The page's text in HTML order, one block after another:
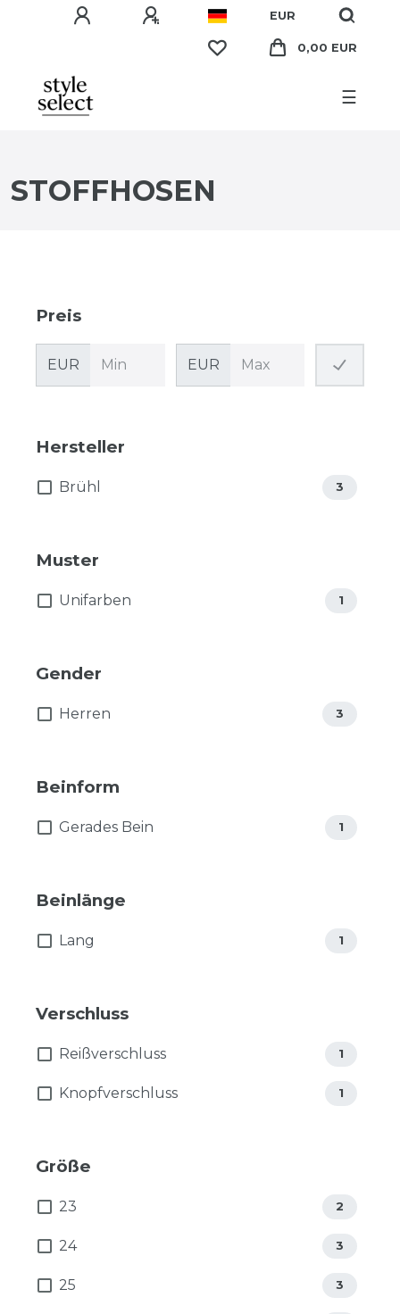
EUR
0,00 EUR
☰
STOFFHOSEN
Preis
EUR EUR
Hersteller
Brühl 3
Muster
Unifarben 1
Gender
Herren 3
Beinform
Gerades Bein 1
Beinlänge
Lang 1
Verschluss
Reißverschluss 1
Knopfverschluss 1
Größe
23 2
24 3
25 3